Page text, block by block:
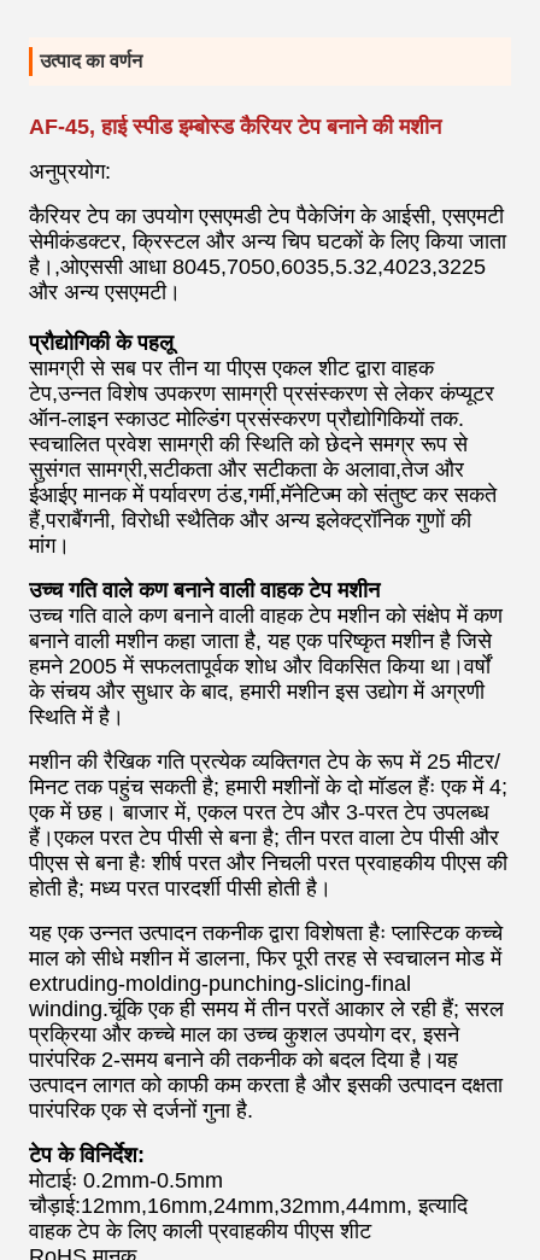
उत्पाद का वर्णन
AF-45, हाई स्पीड इम्बोस्ड कैरियर टेप बनाने की मशीन
अनुप्रयोग:
कैरियर टेप का उपयोग एसएमडी टेप पैकेजिंग के आईसी, एसएमटी
सेमीकंडक्टर, क्रिस्टल और अन्य चिप घटकों के लिए किया जाता
है।,ओएससी आधा 8045,7050,6035,5.32,4023,3225
और अन्य एसएमटी।
प्रौद्योगिकी के पहलू
सामग्री से सब पर तीन या पीएस एकल शीट द्वारा वाहक
टेप,उन्नत विशेष उपकरण सामग्री प्रसंस्करण से लेकर कंप्यूटर
ऑन-लाइन स्काउट मोल्डिंग प्रसंस्करण प्रौद्योगिकियों तक.
स्वचालित प्रवेश सामग्री की स्थिति को छेदने समग्र रूप से
सुसंगत सामग्री,सटीकता और सटीकता के अलावा,तेज और
ईआईए मानक में पर्यावरण ठंड,गर्मी,मॅनेटिज्म को संतुष्ट कर सकते
हैं,पराबैंगनी, विरोधी स्थैतिक और अन्य इलेक्ट्रॉनिक गुणों की
मांग।
उच्च गति वाले कण बनाने वाली वाहक टेप मशीन
उच्च गति वाले कण बनाने वाली वाहक टेप मशीन को संक्षेप में कण
बनाने वाली मशीन कहा जाता है, यह एक परिष्कृत मशीन है जिसे
हमने 2005 में सफलतापूर्वक शोध और विकसित किया था।वर्षों
के संचय और सुधार के बाद, हमारी मशीन इस उद्योग में अग्रणी
स्थिति में है।
मशीन की रैखिक गति प्रत्येक व्यक्तिगत टेप के रूप में 25 मीटर/
मिनट तक पहुंच सकती है; हमारी मशीनों के दो मॉडल हैंः एक में 4;
एक में छह। बाजार में, एकल परत टेप और 3-परत टेप उपलब्ध
हैं।एकल परत टेप पीसी से बना है; तीन परत वाला टेप पीसी और
पीएस से बना हैः शीर्ष परत और निचली परत प्रवाहकीय पीएस की
होती है; मध्य परत पारदर्शी पीसी होती है।
यह एक उन्नत उत्पादन तकनीक द्वारा विशेषता हैः प्लास्टिक कच्चे
माल को सीधे मशीन में डालना, फिर पूरी तरह से स्वचालन मोड में
extruding-molding-punching-slicing-final
winding.चूंकि एक ही समय में तीन परतें आकार ले रही हैं; सरल
प्रक्रिया और कच्चे माल का उच्च कुशल उपयोग दर, इसने
पारंपरिक 2-समय बनाने की तकनीक को बदल दिया है।यह
उत्पादन लागत को काफी कम करता है और इसकी उत्पादन दक्षता
पारंपरिक एक से दर्जनों गुना है.
टेप के विनिर्देश:
मोटाईः 0.2mm-0.5mm
चौड़ाई:12mm,16mm,24mm,32mm,44mm, इत्यादि
वाहक टेप के लिए काली प्रवाहकीय पीएस शीट